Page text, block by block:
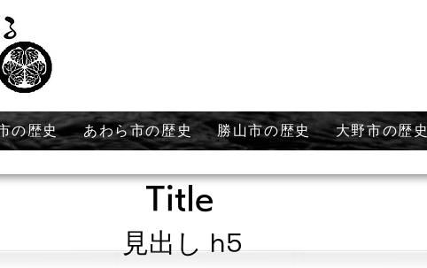
の歴史 あわら市の歴史 勝山市の歴史 大野市の歴史
Title
見出し h5